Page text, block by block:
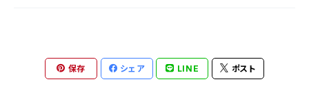
保存 シェア LINE ポスト